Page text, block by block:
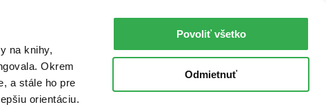
na knihy,
Okrem
a stále ho pre
orientáciu.
Povoliť všetko
Odmietnuť